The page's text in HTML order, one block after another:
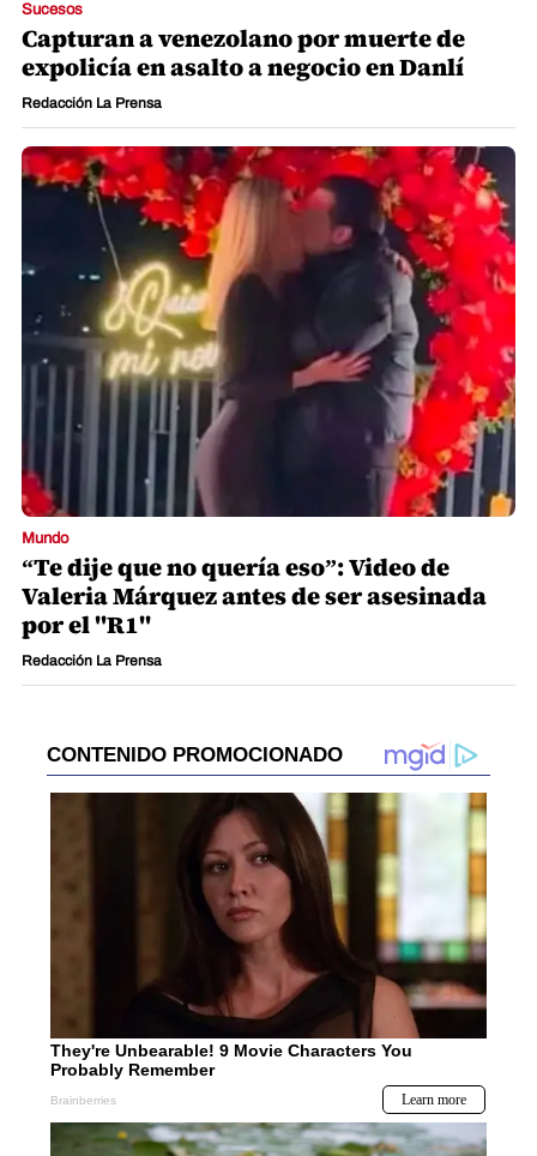
Sucesos
Capturan a venezolano por muerte de
expolicía en asalto a negocio en Danlí
Redacción La Prensa
Mundo
“Te dije que no quería eso”: Video de
Valeria Márquez antes de ser asesinada
por el "R1"
Redacción La Prensa